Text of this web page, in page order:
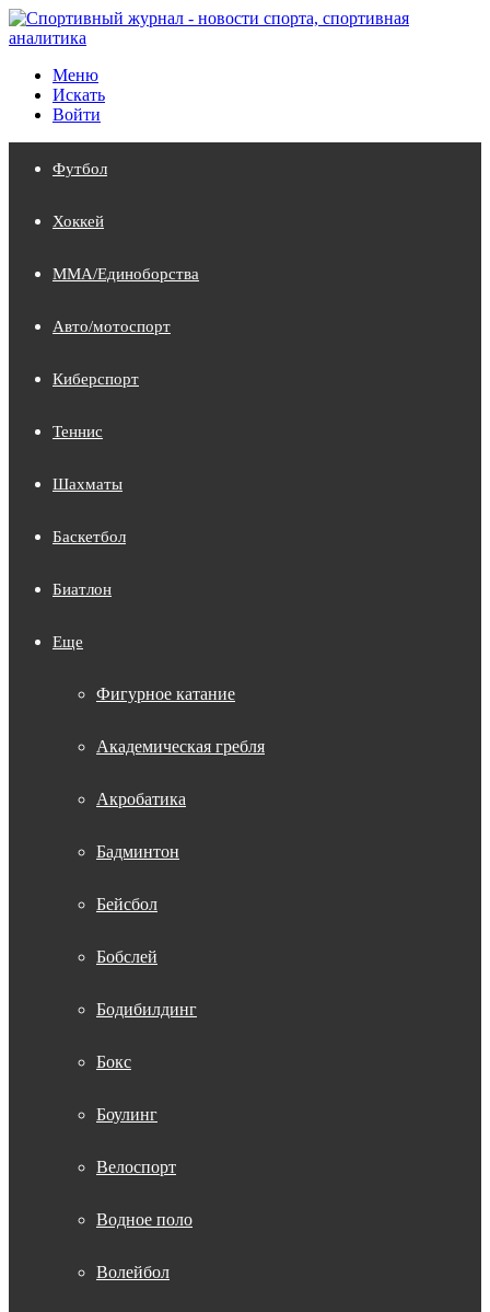
Меню
Искать
Войти
Футбол
Хоккей
MMA/Единоборства
Авто/мотоспорт
Киберспорт
Теннис
Шахматы
Баскетбол
Биатлон
Еще
Фигурное катание
Академическая гребля
Акробатика
Бадминтон
Бейсбол
Бобслей
Бодибилдинг
Бокс
Боулинг
Велоспорт
Водное поло
Волейбол